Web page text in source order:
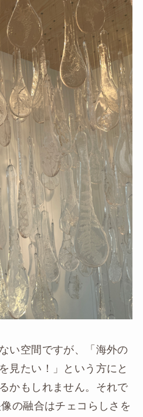
い空間ですが、「海外の
見たい！」という方にと
かもしれません。それで
の融合はチェコらしさを